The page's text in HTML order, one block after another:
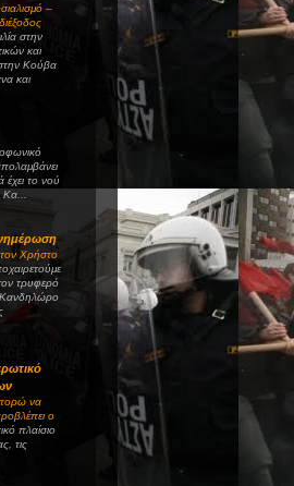
–
στην
και
Κούβα
και
έχει το νού
Κα...
Χρήστο
τρυφερό
να
ο
πλαίσιο
τις